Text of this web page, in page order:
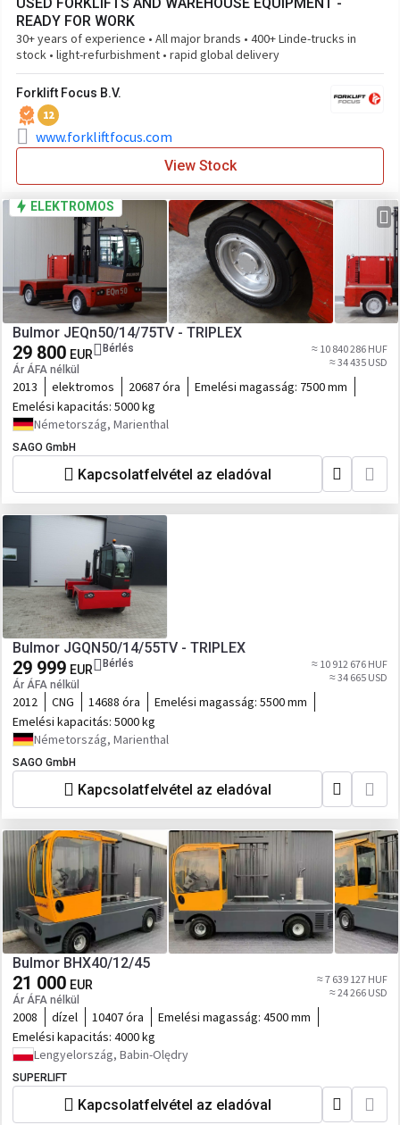
READY FOR WORK
30+ years of experience • All major brands • 400+ Linde-trucks in
stock • light-refurbishment • rapid global delivery
Forklift Focus B.V.
12
www.forkliftfocus.com
View Stock
ELEKTROMOS
Bulmor JEQn50/14/75TV - TRIPLEX
29 800 EUR
Ár ÁFA nélkül
Bérlés
≈ 10 840 286 HUF
≈ 34 435 USD
2013 elektromos 20687 óra Emelési magasság: 7500 mm
Emelési kapacitás: 5000 kg
Németország, Marienthal
SAGO GmbH
Kapcsolatfelvétel az eladóval
Bulmor JGQN50/14/55TV - TRIPLEX
29 999 EUR
Ár ÁFA nélkül
Bérlés
≈ 10 912 676 HUF
≈ 34 665 USD
2012 CNG 14688 óra Emelési magasság: 5500 mm
Emelési kapacitás: 5000 kg
Németország, Marienthal
SAGO GmbH
Kapcsolatfelvétel az eladóval
Bulmor BHX40/12/45
21 000 EUR
Ár ÁFA nélkül
≈ 7 639 127 HUF
≈ 24 266 USD
2008 dízel 10407 óra Emelési magasság: 4500 mm
Emelési kapacitás: 4000 kg
Lengyelország, Babin-Olędry
SUPERLIFT
Kapcsolatfelvétel az eladóval